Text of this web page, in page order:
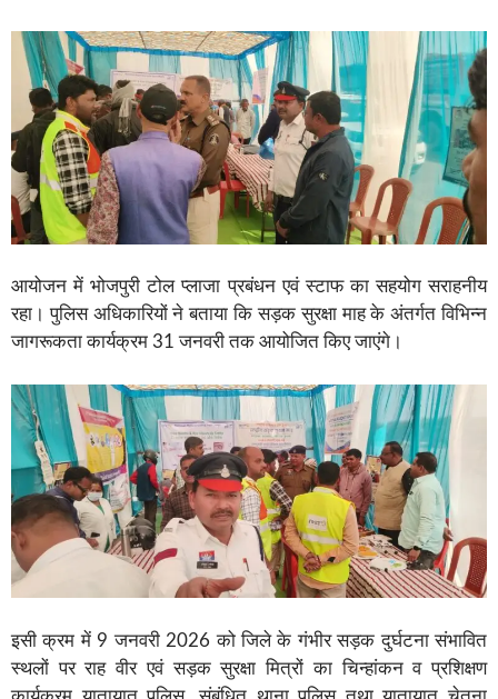
आयोजन में भोजपुरी टोल प्लाजा प्रबंधन एवं स्टाफ का सहयोग सराहनीय
रहा। पुलिस अधिकारियों ने बताया कि सड़क सुरक्षा माह के अंतर्गत विभिन्न
जागरूकता कार्यक्रम 31 जनवरी तक आयोजित किए जाएंगे।
इसी क्रम में 9 जनवरी 2026 को जिले के गंभीर सड़क दुर्घटना संभावित
स्थलों पर राह वीर एवं सड़क सुरक्षा मित्रों का चिन्हांकन व प्रशिक्षण